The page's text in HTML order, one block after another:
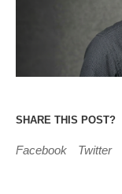
SHARE THIS POST?
Facebook Twitter